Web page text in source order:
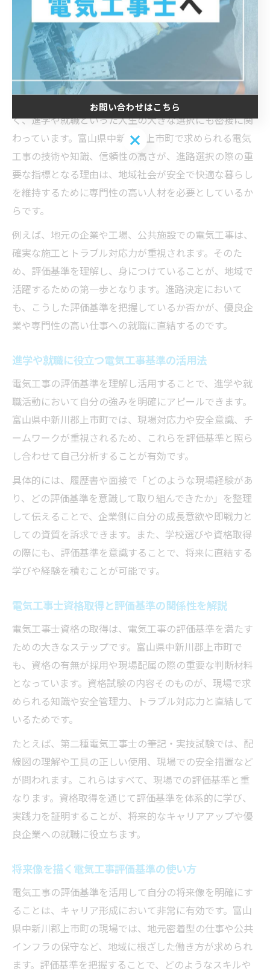
評価基準の理解が進路選択に役立つ理
由
電気工事評価基準が進路決定の指標になる訳
電気工事の評価基準は、単なる現場の作業品質だけでな
く、進学や就職といった人生の大きな選択にも密接に関
わっています。富山県中新川郡上市町で求められる電気
工事の技術や知識、信頼性の高さが、進路選択の際の重
要な指標となる理由は、地域社会が安全で快適な暮らし
を維持するために専門性の高い人材を必要としているか
らです。
例えば、地元の企業や工場、公共施設での電気工事は、
確実な施工とトラブル対応力が重視されます。そのた
め、評価基準を理解し、身につけていることが、地域で
活躍するための第一歩となります。進路決定において
も、こうした評価基準を把握しているか否かが、優良企
業や専門性の高い仕事への就職に直結するのです。
進学や就職に役立つ電気工事基準の活用法
電気工事の評価基準を理解し活用することで、進学や就
職活動において自分の強みを明確にアピールできます。
富山県中新川郡上市町では、現場対応力や安全意識、チ
ームワークが重視されるため、これらを評価基準と照ら
し合わせて自己分析することが有効です。
具体的には、履歴書や面接で「どのような現場経験があ
り、どの評価基準を意識して取り組んできたか」を整理
して伝えることで、企業側に自分の成長意欲や即戦力と
しての資質を訴求できます。また、学校選びや資格取得
の際にも、評価基準を意識することで、将来に直結する
学びや経験を積むことが可能です。
電気工事士資格取得と評価基準の関係性を解説
電気工事士資格の取得は、電気工事の評価基準を満たす
ための大きなステップです。富山県中新川郡上市町で
も、資格の有無が採用や現場配属の際の重要な判断材料
となっています。資格試験の内容そのものが、現場で求
められる知識や安全管理力、トラブル対応力と直結して
いるためです。
たとえば、第二種電気工事士の筆記・実技試験では、配
線図の理解や工具の正しい使用、現場での安全措置など
が問われます。これらはすべて、現場での評価基準と重
なります。資格取得を通じて評価基準を体系的に学び、
実践力を証明することが、将来的なキャリアアップや優
良企業への就職に役立ちます。
将来像を描く電気工事評価基準の使い方
電気工事の評価基準を活用して自分の将来像を明確にす
ることは、キャリア形成において非常に有効です。富山
県中新川郡上市町の現場では、地元密着型の仕事や公共
インフラの保守など、地域に根ざした働き方が求められ
ます。評価基準を把握することで、どのようなスキルや
お問い合わせはこちら
お問い合わせはこちら